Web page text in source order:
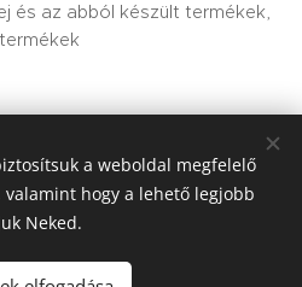
és az abból készült termékek,
házhoz viszi a minőséget
Sütik
a weboldal megfelelő
hogy a lehető legjobb
Neked.